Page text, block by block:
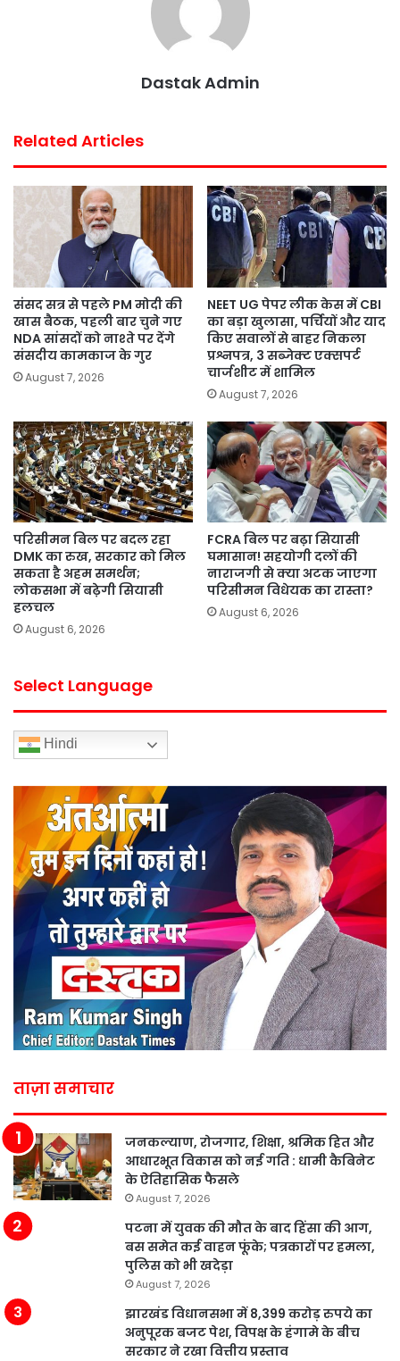
Dastak Admin
Related Articles
संसद सत्र से पहले PM मोदी की
खास बैठक, पहली बार चुने गए
NDA सांसदों को नाश्ते पर देंगे
संसदीय कामकाज के गुर
August 7, 2026
NEET UG पेपर लीक केस में CBI
का बड़ा खुलासा, पर्चियों और याद
किए सवालों से बाहर निकला
प्रश्नपत्र, 3 सब्जेक्ट एक्सपर्ट
चार्जशीट में शामिल
August 7, 2026
परिसीमन बिल पर बदल रहा
DMK का रुख, सरकार को मिल
सकता है अहम समर्थन;
लोकसभा में बढ़ेगी सियासी
हलचल
August 6, 2026
FCRA बिल पर बढ़ा सियासी
घमासान! सहयोगी दलों की
नाराजगी से क्या अटक जाएगा
परिसीमन विधेयक का रास्ता?
August 6, 2026
Select Language
Hindi
ताज़ा समाचार
जनकल्याण, रोजगार, शिक्षा, श्रमिक हित और
आधारभूत विकास को नई गति : धामी कैबिनेट
के ऐतिहासिक फैसले
August 7, 2026
पटना में युवक की मौत के बाद हिंसा की आग,
बस समेत कई वाहन फूंके; पत्रकारों पर हमला,
पुलिस को भी खदेड़ा
August 7, 2026
झारखंड विधानसभा में 8,399 करोड़ रुपये का
अनुपूरक बजट पेश, विपक्ष के हंगामे के बीच
सरकार ने रखा वित्तीय प्रस्ताव